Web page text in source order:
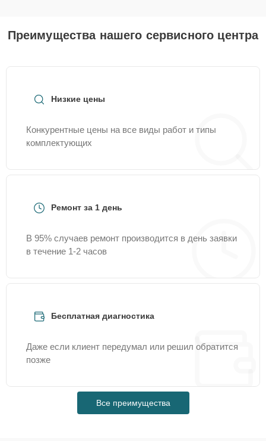
Преимущества нашего сервисного центра
Низкие цены
Конкурентные цены на все виды работ и типы
комплектующих
Ремонт за 1 день
В 95% случаев ремонт производится в день заявки
в течение 1-2 часов
Бесплатная диагностика
Даже если клиент передумал или решил обратится
позже
Все преимущества